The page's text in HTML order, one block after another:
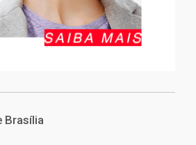
Brasília